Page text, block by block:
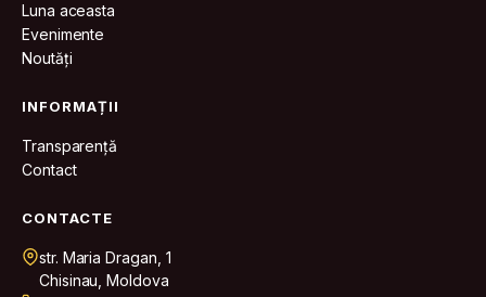
Luna aceasta
Evenimente
Noutăți
INFORMAȚII
Transparență
Contact
CONTACTE
str. Maria Dragan, 1
Chisinau, Moldova